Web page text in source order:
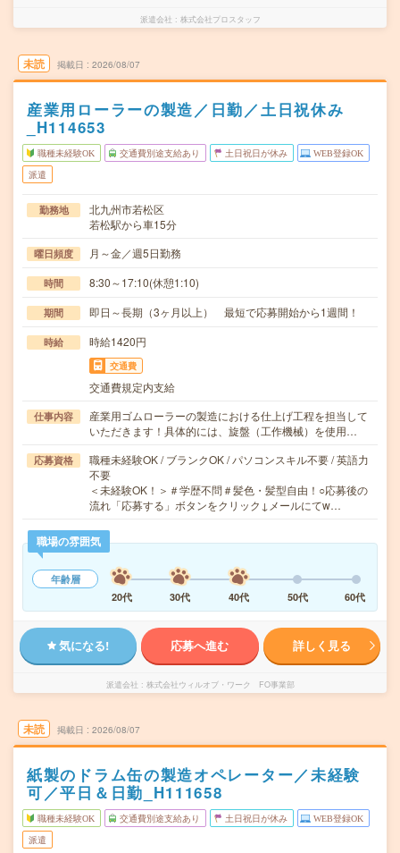
派遣会社 株式会社プロスタッフ
未読 掲載日 2026/08/07
産業用ローラーの製造／日勤／土日祝休み
_H114653
職種未経験OK 交通費別途支給あり 土日祝日が休み WEB登録OK
派遣
勤務地
北九州市若松区
若松駅から車15分
曜日頻度 月～金／週5日勤務
時間 8:30～17:10(休憩1:10)
期間 即日～長期（3ヶ月以上） 最短で応募開始から1週間！
時給 時給1420円
交通費
交通費規定内支給
仕事内容
産業用ゴムローラーの製造における仕上げ工程を担当して
いただきます！具体的には、旋盤（工作機械）を使用…
応募資格
職種未経験OK / ブランクOK / パソコンスキル不要 / 英語力
不要
＜未経験OK！＞＃学歴不問＃髪色・髪型自由！○応募後の
流れ「応募する」ボタンをクリック↓メールにてw…
職場の雰囲気
年齢層
20代
30代 40代 50代 60代
気になる! 応募へ進む 詳しく見る
派遣会社 株式会社ウィルオブ・ワーク FO事業部
未読 掲載日 2026/08/07
紙製のドラム缶の製造オペレーター／未経験
可／平日＆日勤_H111658
職種未経験OK 交通費別途支給あり 土日祝日が休み WEB登録OK
派遣